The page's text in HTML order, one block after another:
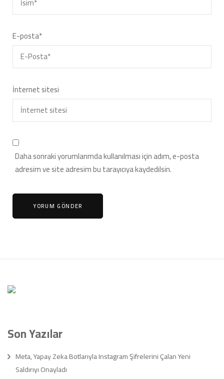
E-posta*
İnternet sitesi
Daha sonraki yorumlarımda kullanılması için adım, e-posta
adresim ve site adresim bu tarayıcıya kaydedilsin.
Son Yazılar
Meta, Yapay Zeka Botlarıyla Instagram Şifrelerini Çalan Yeni
Saldırıyı Onayladı